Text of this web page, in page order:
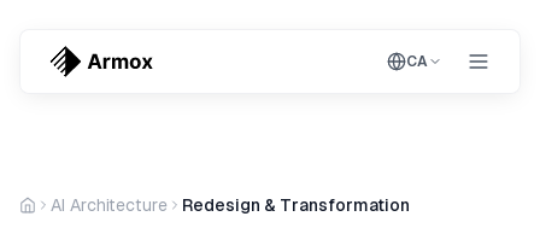
CA
AI Architecture Redesign & Transformation